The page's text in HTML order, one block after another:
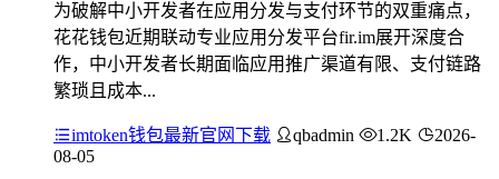
为破解中小开发者在应用分发与支付环节的双重痛点，
花花钱包近期联动专业应用分发平台fir.im展开深度合
作，中小开发者长期面临应用推广渠道有限、支付链路
繁琐且成本...
imtoken钱包最新官网下载 qbadmin 1.2K
2026-
08-05